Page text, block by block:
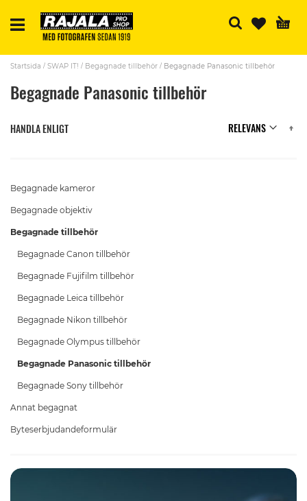
Startsida SWAP IT! Begagnade tillbehör Begagnade Panasonic tillbehör
Begagnade Panasonic tillbehör
Begagnade kameror
Begagnade objektiv
Begagnade tillbehör
Begagnade Canon tillbehör
Begagnade Fujifilm tillbehör
Begagnade Leica tillbehör
Begagnade Nikon tillbehör
Begagnade Olympus tillbehör
Begagnade Panasonic tillbehör
Begagnade Sony tillbehör
Annat begagnat
Byteserbjudandeformulär
HANDLA ENLIGT